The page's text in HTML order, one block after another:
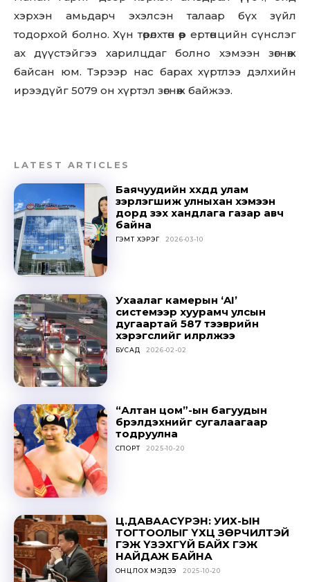
to stay in the loop.
SUBSCRIBE
хэрхэн амьдарч эхэлсэн талаар бүх зүйл
тодорхой болно. Хүн төрөлхтөн өөр ертөнцийн сүнслэг
ах дүүстэйгээ харилцдаг болно хэмээн зөгнөж
байсан юм. Тэрээр нас барах хүртлээ дэлхийн
ирээдүйг 5079 он хүртэл зөгнөж байжээ.
LATEST ARTICLES
Баячуудийн хүүхдүүд улам
зэрлэгшиж улныхан хэмээн
дорд үзэх хандлага газар авч
байна
ГЭМТ ХЭРЭГ 2026-03-10
Ухаалаг камерын ‘AI’
системээр хуурамч улсын
дугаартай 587 тээврийн
хэрэгслийг илрүүлжээ
БУСАД 2026-02-02
“Алтан цом”-ын багуудын
бүрэлдэхүүнийг сугалаагаар
тодруулна
СПОРТ 2025-10-20
Ц.ДАВААСҮРЭН: УИХ-ЫН
ТОГТООЛЫГ ҮХЦ ЗӨРЧИЛТЭЙ
ГЭЖ ҮЗЭХГҮЙ БАЙХ ГЭЖ
НАЙДАЖ БАЙНА
ОНЦЛОХ МЭДЭЭ 2025-10-20